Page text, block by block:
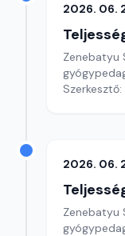
2026. 06.
Zenebatyu
2026. 06.
Zenebatyu